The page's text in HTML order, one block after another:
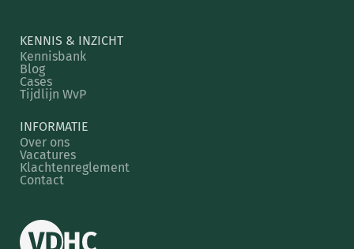
KENNIS & INZICHT
Kennisbank
Blog
Cases
Tijdlijn WvP
INFORMATIE
Over ons
Vacatures
Klachtenreglement
Contact